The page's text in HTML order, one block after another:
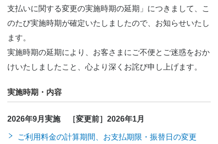
支払いに関する変更の実施時期の延期」につきまして、こ
のたび実施時期が確定いたしましたので、お知らせいたし
ます。
実施時期の延期により、お客さまにご不便とご迷惑をおか
けいたしましたこと、心より深くお詫び申し上げます。
実施時期・内容
2026年9月実施 ［変更前］2026年1月
ご利用料金の計算期間、お支払期限・振替日の変更